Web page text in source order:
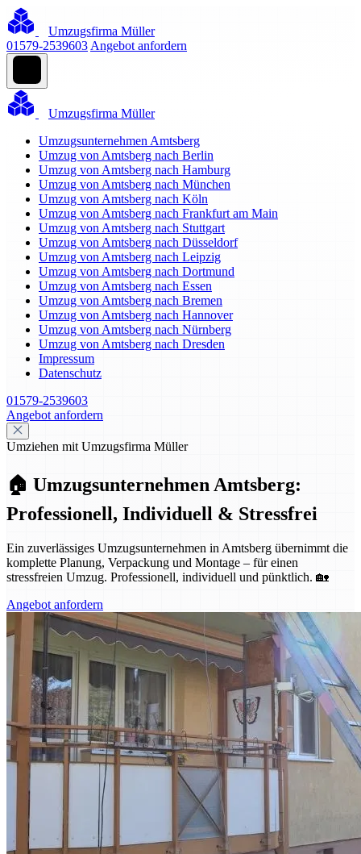
Umzugsfirma Müller
01579-2539603 Angebot anfordern
Umzugsfirma Müller
Umzugsunternehmen Amtsberg
Umzug von Amtsberg nach Berlin
Umzug von Amtsberg nach Hamburg
Umzug von Amtsberg nach München
Umzug von Amtsberg nach Köln
Umzug von Amtsberg nach Frankfurt am Main
Umzug von Amtsberg nach Stuttgart
Umzug von Amtsberg nach Düsseldorf
Umzug von Amtsberg nach Leipzig
Umzug von Amtsberg nach Dortmund
Umzug von Amtsberg nach Essen
Umzug von Amtsberg nach Bremen
Umzug von Amtsberg nach Hannover
Umzug von Amtsberg nach Nürnberg
Umzug von Amtsberg nach Dresden
Impressum
Datenschutz
01579-2539603
Angebot anfordern
Umziehen mit Umzugsfirma Müller
🏠 Umzugsunternehmen Amtsberg:
Professionell, Individuell & Stressfrei
Ein zuverlässiges Umzugsunternehmen in Amtsberg übernimmt die
komplette Planung, Verpackung und Montage – für einen
stressfreien Umzug. Professionell, individuell und pünktlich. 🏡
Angebot anfordern